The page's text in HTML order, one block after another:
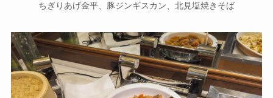
ちぎりあげ金平、豚ジンギスカン、北見塩焼きそば